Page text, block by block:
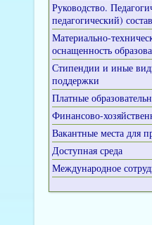
Руководство.
педагогический) состав
Материально-
оснащенность
Стипендии и иные
поддержки
Платные
Финансово-
Вакантные места для
Доступная среда
Международное